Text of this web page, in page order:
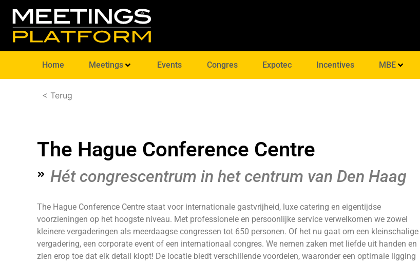
Home Meetings Events Congres Expotec Incentives MBE
< Terug
The Hague Conference Centre
Hét congrescentrum in het centrum van Den Haag
The Hague Conference Centre staat voor internationale gastvrijheid, luxe catering en eigentijdse
voorzieningen op het hoogste niveau. Met professionele en persoonlijke service verwelkomen we zowel
kleinere vergaderingen als meerdaagse congressen tot 650 personen. Of het nu gaat om een kleinschalige
vergadering, een corporate event of een internationaal congres. We nemen zaken met liefde uit handen en
zien erop toe dat elk detail klopt! De locatie biedt verschillende voordelen, waaronder een optimale ligging